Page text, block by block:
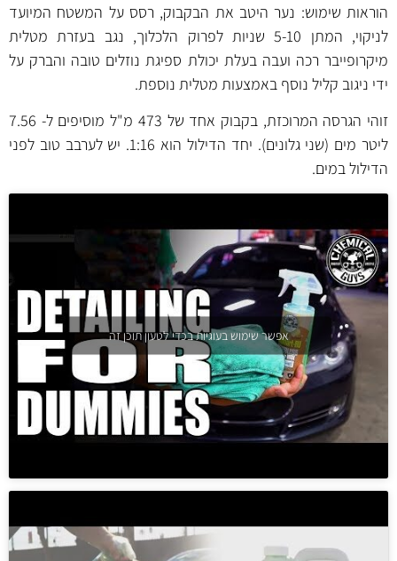
הוראות שימוש: נער היטב את הבקבוק, רסס על המשטח המיועד
לניקוי, המתן 5-10 שניות לפרוק הלכלוך, נגב בעזרת מטלית
מיקרופייבר רכה ועבה בעלת יכולת ספיגת נוזלים טובה והברק על
ידי ניגוב קליל נוסף באמצעות מטלית נוספת.
זוהי הגרסה המרוכזת, בקבוק אחד של 473 מ"ל מוסיפים ל- 7.56
ליטר מים (שני גלונים). יחד הדילול הוא 1:16. יש לערבב טוב לפני
הדילול במים.
אפשר שימוש בעוגיות בכדי לטעון תוכן זה